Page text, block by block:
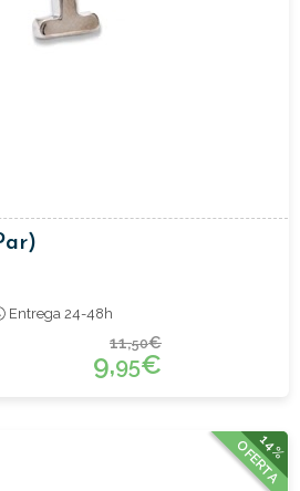
Entrega 24-48h
11,50€
9,95€
14%
OFERTA